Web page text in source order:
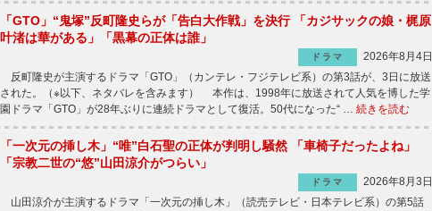
「GTO」“鬼塚”反町隆史らが「告白大作戦」を決行 「カジサックの娘・梶原
叶渚は華がある」「黒幕の正体は誰」
ドラマ
2026年8月4日
反町隆史が主演するドラマ「GTO」（カンテレ・フジテレビ系）の第3話が、3日に放送
された。（※以下、ネタバレを含みます） 本作は、1998年に放送されて人気を博した学
園ドラマ「GTO」が28年ぶりに連続ドラマとして復活。50代になった“ … 続きを読む
「一次元の挿し木」“唯”白石聖の正体が判明し騒然 「車椅子だったよね」
「宗教二世の“悠”山田涼介がつらい」
ドラマ
2026年8月3日
山田涼介が主演するドラマ「一次元の挿し木」（読売テレビ・日本テレビ系）の第5話